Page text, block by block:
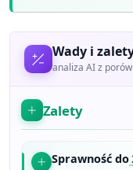
Wady i
analiza AI z
Zalety
Sprawność do